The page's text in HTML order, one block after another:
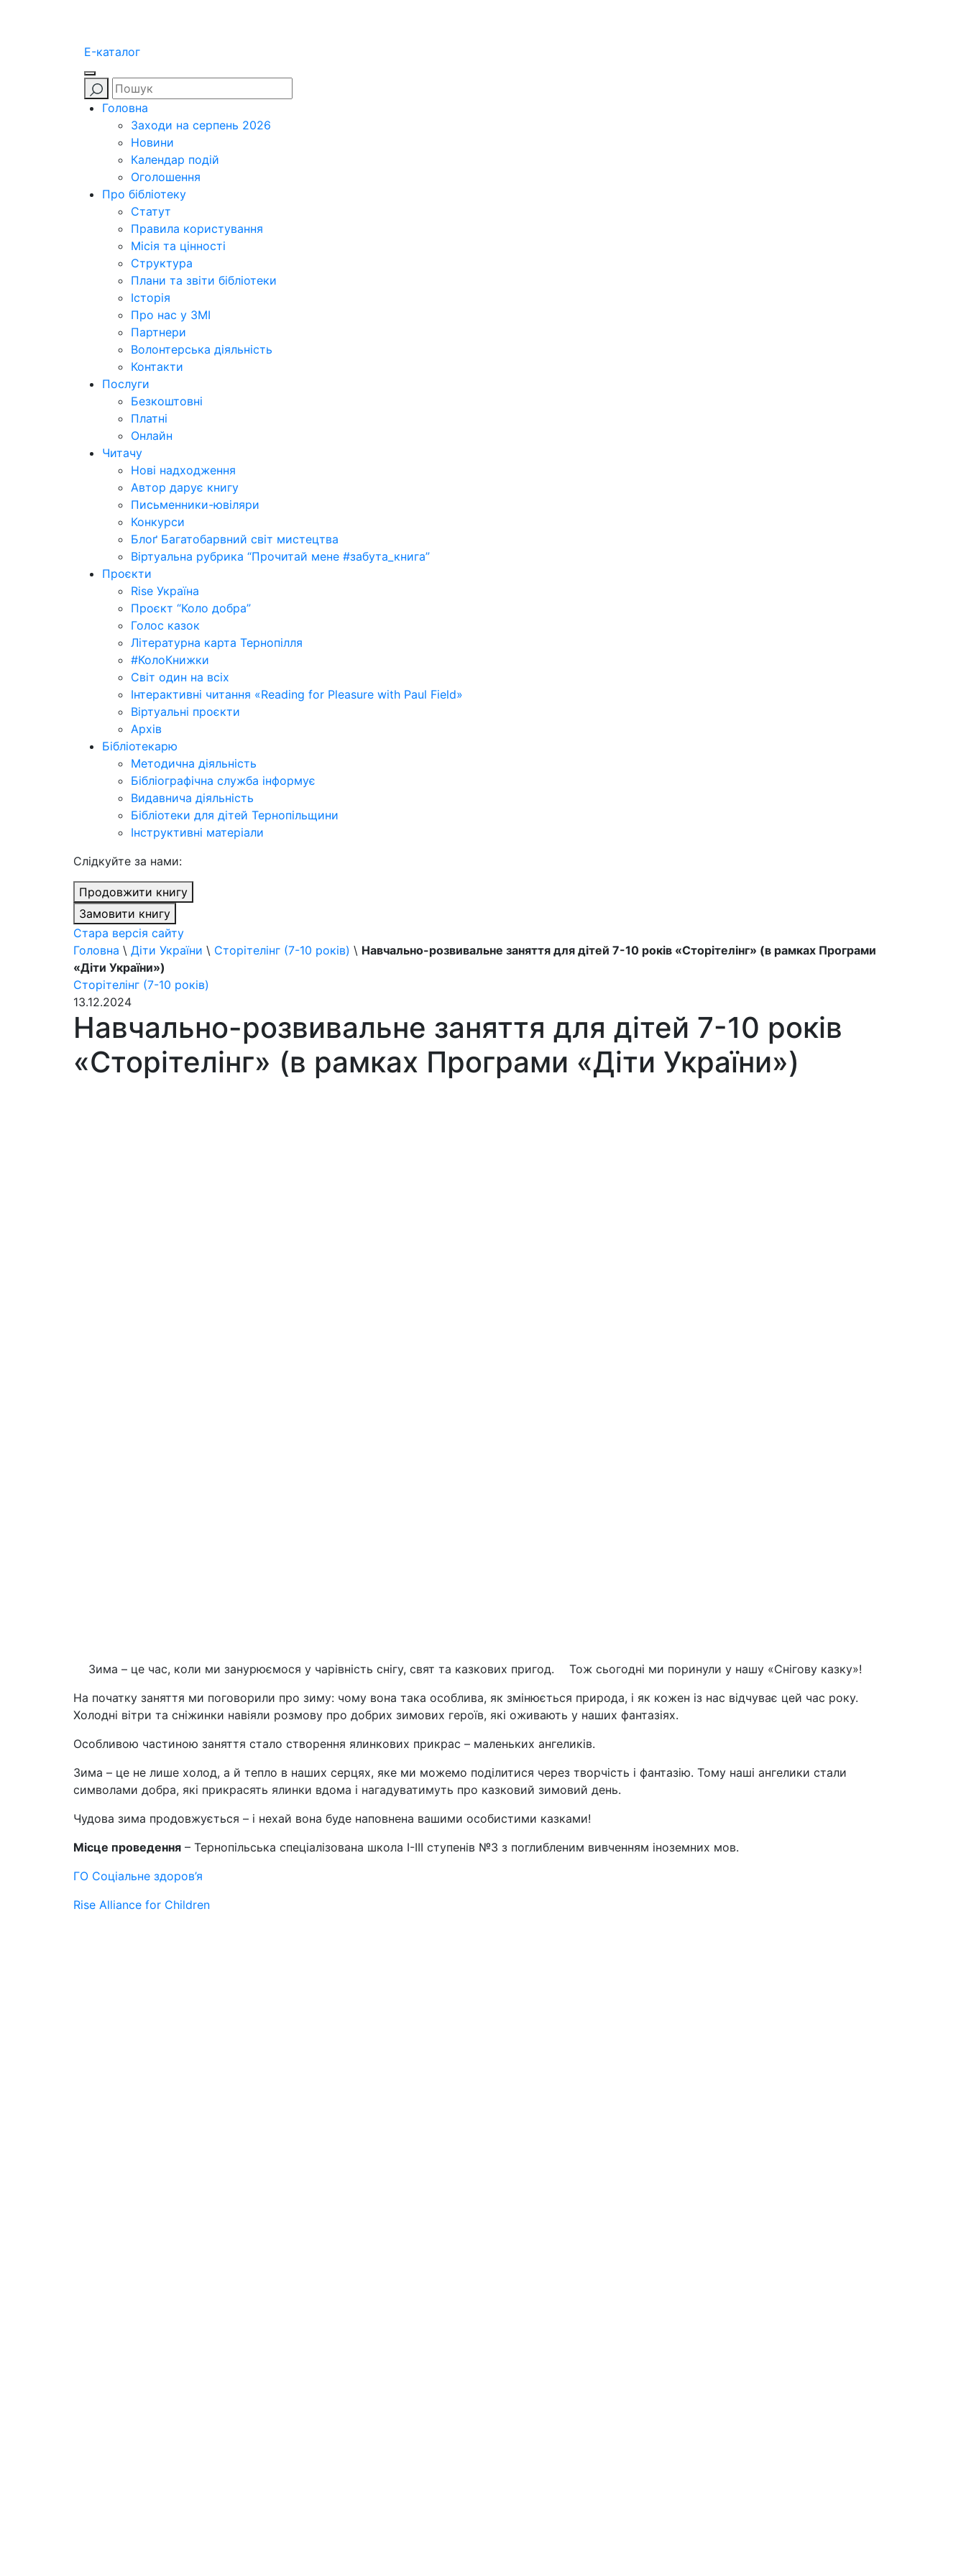
E-каталог
Головна
Заходи на серпень 2026
Новини
Календар подій
Оголошення
Про бібліотеку
Статут
Правила користування
Місія та цінності
Структура
Плани та звіти бібліотеки
Історія
Про нас у ЗМІ
Партнери
Волонтерська діяльність
Контакти
Послуги
Безкоштовні
Платні
Онлайн
Читачу
Нові надходження
Автор дарує книгу
Письменники-ювіляри
Конкурси
Блоґ Багатобарвний світ мистецтва
Віртуальна рубрика “Прочитай мене #забута_книга”
Проєкти
Rise Україна
Проєкт “Коло добра”
Голос казок
Літературна карта Тернопілля
#КолоКнижки
Світ один на всіх
Інтерактивні читання «Reading for Pleasure with Paul Field»
Віртуальні проєкти
Архів
Бібліотекарю
Методична діяльність
Бібліографічна служба інформує
Видавнича діяльність
Бібліотеки для дітей Тернопільщини
Інструктивні матеріали
Cлідкуйте за нами:
Продовжити книгу
Замовити книгу
Стара версія сайту
Головна \ Діти України \ Сторітелінг (7-10 років) \ Навчально-розвивальне заняття для дітей 7-10 років «Сторітелінг» (в рамках Програми
«Діти України»)
Сторітелінг (7-10 років)
13.12.2024
Навчально-розвивальне заняття для дітей 7-10 років
«Сторітелінг» (в рамках Програми «Діти України»)
Зима – це час, коли ми занурюємося у чарівність снігу, свят та казкових пригод.
Тож сьогодні ми поринули у нашу «Снігову казку»!
На початку заняття ми поговорили про зиму: чому вона така особлива, як змінюється природа, і як кожен із нас відчуває цей час року.
Холодні вітри та сніжинки навіяли розмову про добрих зимових героїв, які оживають у наших фантазіях.
Особливою частиною заняття стало створення ялинкових прикрас – маленьких ангеликів.
Зима – це не лише холод, а й тепло в наших серцях, яке ми можемо поділитися через творчість і фантазію. Тому наші ангелики стали
символами добра, які прикрасять ялинки вдома і нагадуватимуть про казковий зимовий день.
Чудова зима продовжується – і нехай вона буде наповнена вашими особистими казками!
Місце проведення – Тернопільська спеціалізована школа І-ІІІ ступенів №3 з поглибленим вивченням іноземних мов.
ГО Соціальне здоров’я
Rise Alliance for Children